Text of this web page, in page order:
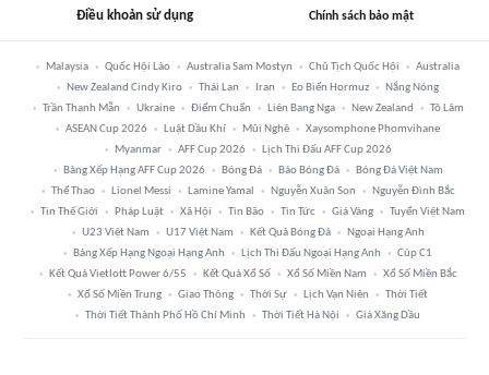
Điều khoản sử dụng Chính sách bảo mật
Malaysia Quốc Hội Lào Australia Sam Mostyn Chủ Tịch Quốc Hội
Australia
New Zealand Cindy Kiro
Thái Lan Iran Eo Biển Hormuz
Nắng Nóng
Trần Thanh Mẫn
Ukraine Điểm Chuẩn Liên Bang Nga New Zealand
Tô Lâm
ASEAN Cup 2026
Luật Dầu Khí Mũi Nghê
Xaysomphone Phomvihane
Myanmar
AFF Cup 2026
Lịch Thi Đấu AFF Cup 2026
Bảng Xếp Hạng AFF Cup 2026
Bóng Đá Báo Bóng Đá
Bóng Đá Việt Nam
Thể Thao
Lionel Messi Lamine Yamal Nguyễn Xuân Son
Nguyễn Đình Bắc
Tin Thế Giới
Pháp Luật Xã Hội Tin Bão Tin Tức Giá Vàng
Tuyển Việt Nam
U23 Việt Nam
U17 Việt Nam Kết Quả Bóng Đá
Ngoại Hạng Anh
Bảng Xếp Hạng Ngoại Hạng Anh
Lịch Thi Đấu Ngoại Hạng Anh
Cúp C1
Kết Quả Vietlott Power 6/55
Kết Quả Xổ Số Xổ Số Miền Nam
Xổ Số Miền Bắc
Xổ Số Miền Trung
Giao Thông Thời Sự Lịch Vạn Niên
Thời Tiết
Thời Tiết Thành Phố Hồ Chí Minh
Thời Tiết Hà Nội Giá Xăng Dầu